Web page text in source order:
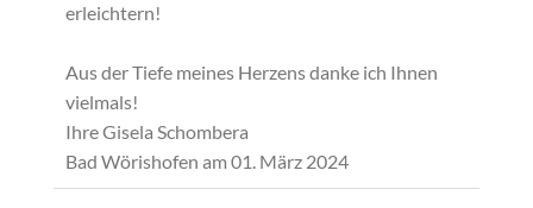
erleichtern!
Aus der Tiefe meines Herzens danke ich Ihnen
vielmals!
Ihre Gisela Schombera
Bad Wörishofen am 01. März 2024